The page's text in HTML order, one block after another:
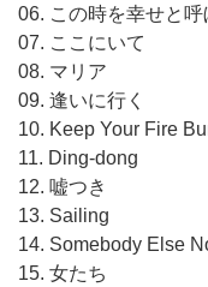
06. この時を幸せと呼
07. ここにいて
08. マリア
09. 逢いに行く
10. Keep Your Fire
11. Ding-dong
12. 嘘つき
13. Sailing
14. Somebody Else
15. 女たち